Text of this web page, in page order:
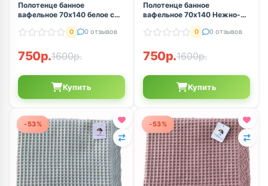
Полотенце банное
вафельное 70х140 белое с
ажурным кружевом
0 0 отзывов
750р.1600р.
Купить
Полотенце банное
вафельное 70х140 Нежно-
розовый с ажурным
кружевом
0 0 отзывов
750р.1600р.
Купить
-53% -53%